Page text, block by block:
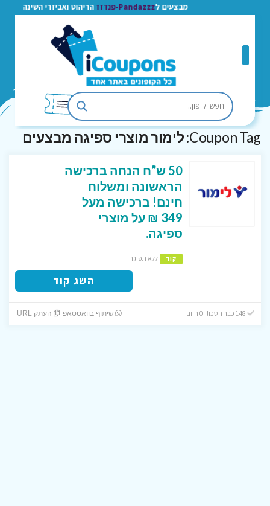
מבצעים ל Pandazzz-פנדזז הריהוט ואביזרי השינה
Coupon Tag: לימור מוצרי ספיגה מבצעים
50 ש”ח הנחה ברכישה
הראשונה ומשלוח
חינם! ברכישה מעל
349 ₪ על מוצרי
ספיגה.
קוד ללא תפוגה
השג קוד
148 כבר חסכו! 0 היום שיתוף בוואטסאפ העתק URL